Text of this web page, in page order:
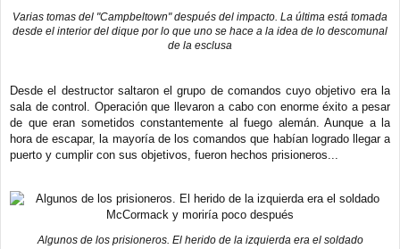
Varias tomas del "Campbeltown" después del impacto. La última está tomada
desde el interior del dique por lo que uno se hace a la idea de lo descomunal
de la esclusa
Desde el destructor saltaron el grupo de comandos cuyo objetivo era la
sala de control. Operación que llevaron a cabo con enorme éxito a pesar
de que eran sometidos constantemente al fuego alemán. Aunque a la
hora de escapar, la mayoría de los comandos que habían logrado llegar a
puerto y cumplir con sus objetivos, fueron hechos prisioneros...
Algunos de los prisioneros. El herido de la izquierda era el soldado